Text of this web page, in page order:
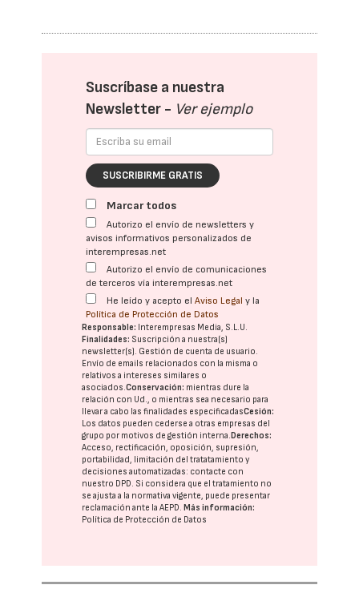
Suscríbase a nuestra
Newsletter - Ver ejemplo
SUSCRIBIRME GRATIS
Marcar todos
Autorizo el envío de newsletters y
avisos informativos personalizados de
interempresas.net
Autorizo el envío de comunicaciones
de terceros vía interempresas.net
He leído y acepto elAviso Legal y la
Política de Protección de Datos
Responsable: Interempresas Media, S.L.U.
Finalidades: Suscripción a nuestra(s)
newsletter(s). Gestión de cuenta de usuario.
Envío de emails relacionados con la misma o
relativos a intereses similares o
asociados.Conservación: mientras dure la
relación con Ud., o mientras sea necesario para
llevar a cabo las finalidades especificadasCesión:
Los datos pueden cederse a otras empresas del
grupo por motivos de gestión interna.Derechos:
Acceso, rectificación, oposición, supresión,
portabilidad, limitación del tratatamiento y
decisiones automatizadas: contacte con
nuestro DPD. Si considera que el tratamiento no
se ajusta a la normativa vigente, puede presentar
reclamación ante laAEPD.Más información:
Política de Protección de Datos